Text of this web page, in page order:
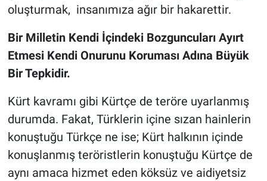
oluşturmak, insanımıza ağır bir hakarettir.
Bir Milletin Kendi İçindeki Bozguncuları Ayırt
Etmesi Kendi Onurunu Koruması Adına Büyük
Bir Tepkidir.
Kürt kavramı gibi Kürtçe de teröre uyarlanmış
durumda. Fakat, Türklerin içine sızan hainlerin
konuştuğu Türkçe ne ise; Kürt halkının içinde
konuşlanmış teröristlerin konuştuğu Kürtçe de
aynı amaca hizmet eden köksüz ve aidiyetsiz